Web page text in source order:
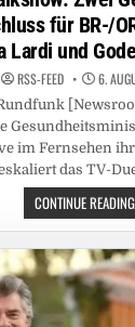
für BR-/
Lardi und
RSS-FEED 6.
im Fernsehen
das TV-
CONTINUE READING